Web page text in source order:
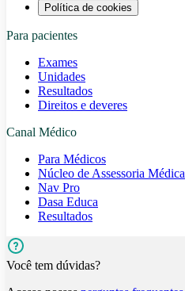
Política de cookies
Para pacientes
Exames
Unidades
Resultados
Direitos e deveres
Canal Médico
Para Médicos
Núcleo de Assessoria Médica
Nav Pro
Dasa Educa
Resultados
Você tem dúvidas?